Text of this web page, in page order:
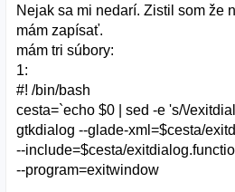
Nejak sa mi nedarí. Zistil som že
mám zapísať.
mám tri súbory:
1:
#! /bin/bash
cesta=`echo $0 | sed -e 's/\/
gtkdialog --glade-xml=$cesta/
--include=$cesta/
--program=exitwindow